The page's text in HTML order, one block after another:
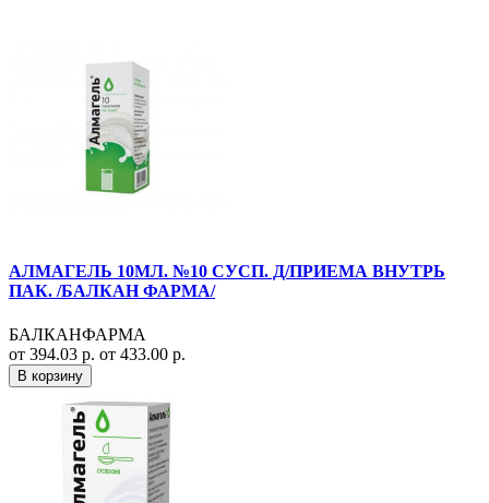
АЛМАГЕЛЬ 10МЛ. №10 СУСП. Д/ПРИЕМА ВНУТРЬ
ПАК. /БАЛКАН ФАРМА/
БАЛКАНФАРМА
от 394.03 р. от 433.00 р.
В корзину